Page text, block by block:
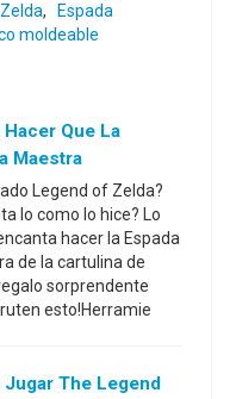
,
Espada
moldeable
Que La
Maestra
Legend of Zelda?
lo como lo hice? Lo
hacer la Espada
de la cartulina de
sorprendente
esto!Herramie
The Legend